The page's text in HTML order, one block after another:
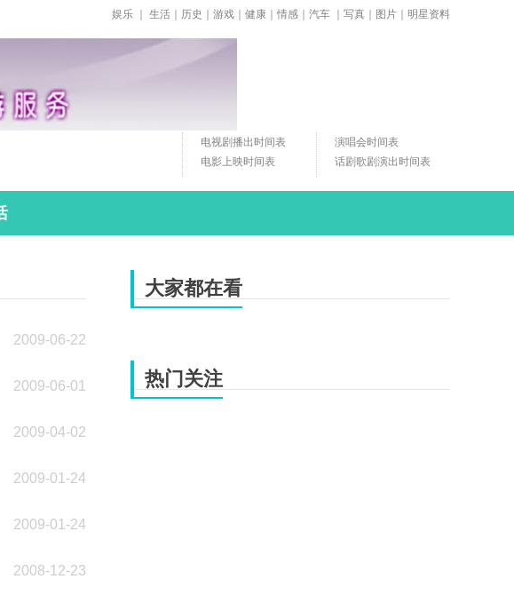
娱乐 生活 历史 游戏 健康 情感 汽车 写真 图片 明星资料
演唱会时间表
话剧歌剧演出时间表
电视剧播出时间表
电影上映时间表
2009-06-22
2009-06-01
2009-04-02
2009-01-24
2009-01-24
2008-12-23
大家都在看
热门关注